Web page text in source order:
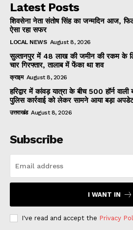
Latest Posts
शिवसेना नेता संतोष सिंह का जन्मदिन आज,
ऐसा रहा सफर
LOCAL NEWS August 8, 2026
सुल्तानपुर में 48 लाख की जमीन की रकम के
चार गिरफ्तार, तालाब में फेंका था शव
क्राइम August 8, 2026
हरिद्वार में कांवड़ यात्रा के बीच 500 हॉर्न वाली
पुलिस कार्रवाई को लेकर सामने आया बड़ा
उत्तराखंड August 8, 2026
Subscribe
I WANT IN
I've read and accept the Privacy